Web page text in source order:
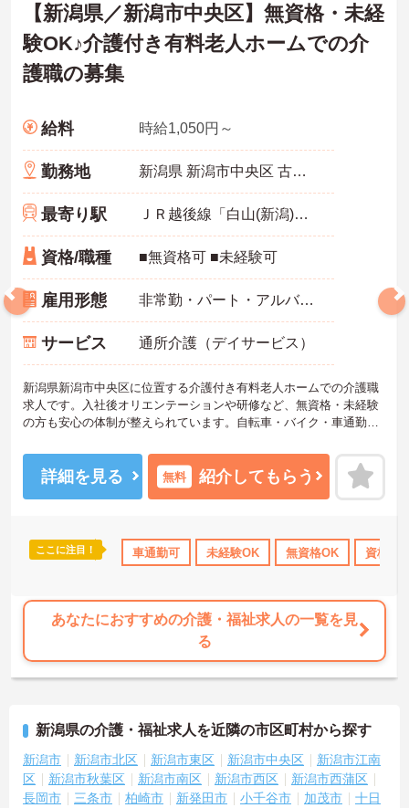
産休･育休･介護休暇取得実績あり ボーナス・賞与あり 社会
【新潟県／新潟市中央区】無資格・未経
験OK♪介護付き有料老人ホームでの介
護職の募集
給料 時給1,050円～
勤務地 新潟県 新潟市中央区 古町通十三番町5155-3
最寄り駅 ＪＲ越後線「白山(新潟)駅」バス・車9分
資格/職種 ■無資格可 ■未経験可
雇用形態 非常勤・パート・アルバイト
サービス 通所介護（デイサービス）
新潟県新潟市中央区に位置する介護付き有料老人ホームでの介護職
求人です。入社後オリエンテーションや研修など、無資格・未経験
の方も安心の体制が整えられています。自転車・バイク・車通勤が
す。ご興味のある方には、面接対策ポイント等、さらに詳細をお話
ししますのでお気軽にご相談ください！
詳細を見る 無料 紹介してもらう
ここに注目！ 車通勤可 未経験OK 無資格OK 資格取
あなたにおすすめの介護・福祉求人の一覧を見
る
新潟県の介護・福祉求人を近隣の市区町村から探す
新潟市 新潟市北区 新潟市東区 新潟市中央区
新潟市江南
区
新潟市秋葉区 新潟市南区 新潟市西区
新潟市西蒲区
長岡市
三条市 柏崎市 新発田市 小千谷市 加茂市 十日